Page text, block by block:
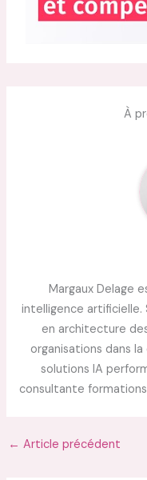
À
Margaux Delage
intelligence artificielle.
en architecture
organisations dans
solutions IA
consultante
← Article précédent